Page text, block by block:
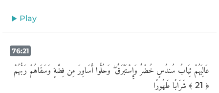
Play
76:21
عَالِيَهُمْ ثِيَابُ سُندُسٍ خُضْرٌ وَإِسْتَبْرَقٌ ۖ وَحُلُّوا أَسَاوِرَ مِن فِضَّةٍ وَسَقَاهُمْ رَبُّهُمْ
﴾ 21 ﴿